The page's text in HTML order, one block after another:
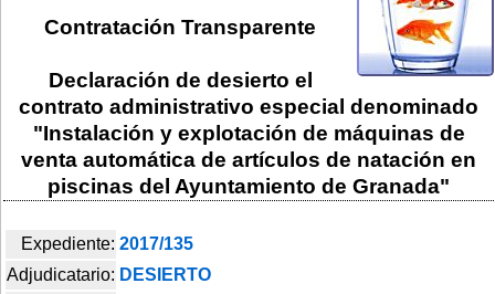
Contratación Transparente
Declaración de desierto el
contrato administrativo especial denominado
"Instalación y explotación de máquinas de
venta automática de artículos de natación en
piscinas del Ayuntamiento de Granada"
Expediente: 2017/135
Adjudicatario: DESIERTO